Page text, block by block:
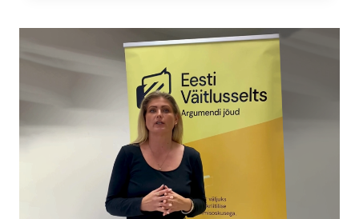
KÕIK,
MIDA
VAJAD
ARENGUKS